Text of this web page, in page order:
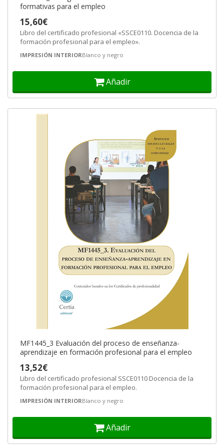
formativas para el empleo
15,60€
Libro del certificado profesional «SSCE0110. Docencia de la
formación profesional para el empleo».
IMPRESIÓN INTERIORBlanco y negro
Añadir
MF1445_3 Evaluación del proceso de enseñanza-
aprendizaje en formación profesional para el empleo
13,52€
Libro del certificado profesional SSCE0110 Docencia de la
formación profesional para el empleo.
IMPRESIÓN INTERIORBlanco y negro
Añadir